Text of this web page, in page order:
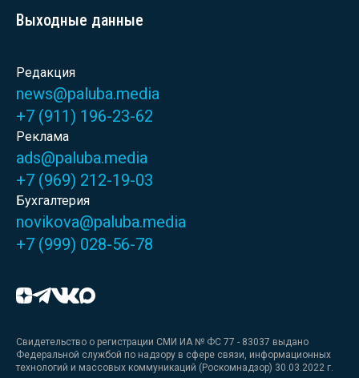
Выходные данные
Редакция
news@paluba.media
+7 (911) 196-23-62
Реклама
ads@paluba.media
+7 (969) 212-19-03
Бухгалтерия
novikova@paluba.media
+7 (999) 028-56-78
Свидетельство о регистрации СМИ ИА № ФС 77 - 83037 выдано
Федеральной службой по надзору в сфере связи, информационных
технологий и массовых коммуникаций (Роскомнадзор) 30.03.2022 г.